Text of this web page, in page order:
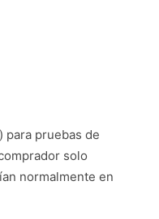
para pruebas de
solo
normalmente en